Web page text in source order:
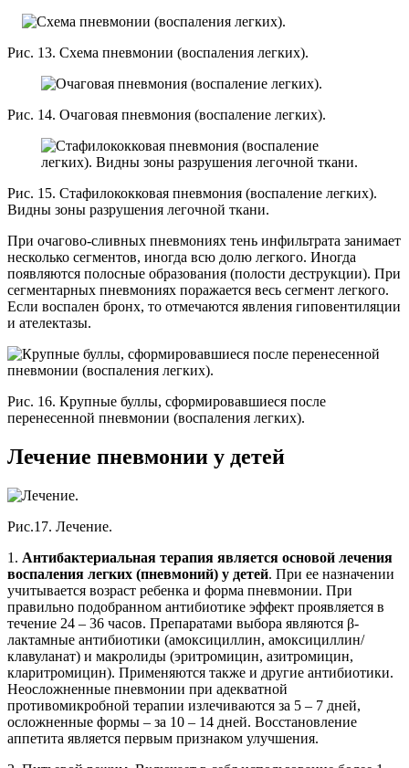
Рис. 13. Схема пневмонии (воспаления легких).
Рис. 14. Очаговая пневмония (воспаление легких).
Рис. 15. Стафилококковая пневмония (воспаление легких).
Видны зоны разрушения легочной ткани.
При очагово-сливных пневмониях тень инфильтрата занимает
несколько сегментов, иногда всю долю легкого. Иногда
появляются полосные образования (полости деструкции). При
сегментарных пневмониях поражается весь сегмент легкого.
Если воспален бронх, то отмечаются явления гиповентиляции
и ателектазы.
Рис. 16. Крупные буллы, сформировавшиеся после
перенесенной пневмонии (воспаления легких).
Лечение пневмонии у детей
Рис.17. Лечение.
1. Антибактериальная терапия является основой лечения
воспаления легких (пневмоний) у детей. При ее назначении
учитывается возраст ребенка и форма пневмонии. При
правильно подобранном антибиотике эффект проявляется в
течение 24 – 36 часов. Препаратами выбора являются β-
лактамные антибиотики (амоксициллин, амоксициллин/
клавуланат) и макролиды (эритромицин, азитромицин,
кларитромицин). Применяются также и другие антибиотики.
Неосложненные пневмонии при адекватной
противомикробной терапии излечиваются за 5 – 7 дней,
осложненные формы – за 10 – 14 дней. Восстановление
аппетита является первым признаком улучшения.